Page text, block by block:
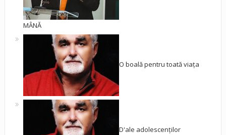
MÂNĂ
O boală pentru toată viața
D'ale adolescenților